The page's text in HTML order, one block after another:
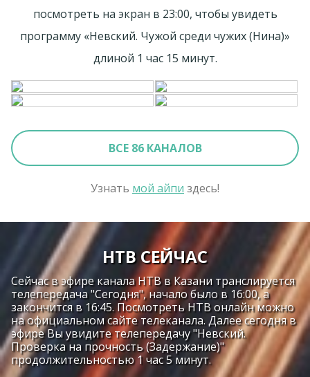
посмотреть на экран в 23:00, чтобы увидеть
программу «Невский. Чужой среди чужих (Нина)»
длиной 1 час 15 минут.
ВСЕ 86 КАНАЛОВ
Узнать мой айпи здесь!
НТВ СЕЙЧАС
Сейчас в эфире канала НТВ в Казани транслируется
телепередача "Сегодня", начало было в 16:00, а
закончится в 16:45. Посмотреть НТВ онлайн можно
на официальном сайте телеканала. Далее сегодня в
эфире Вы увидите телепередачу "Невский.
Проверка на прочность (Задержание)"
продолжительностью 1 час 5 минут.